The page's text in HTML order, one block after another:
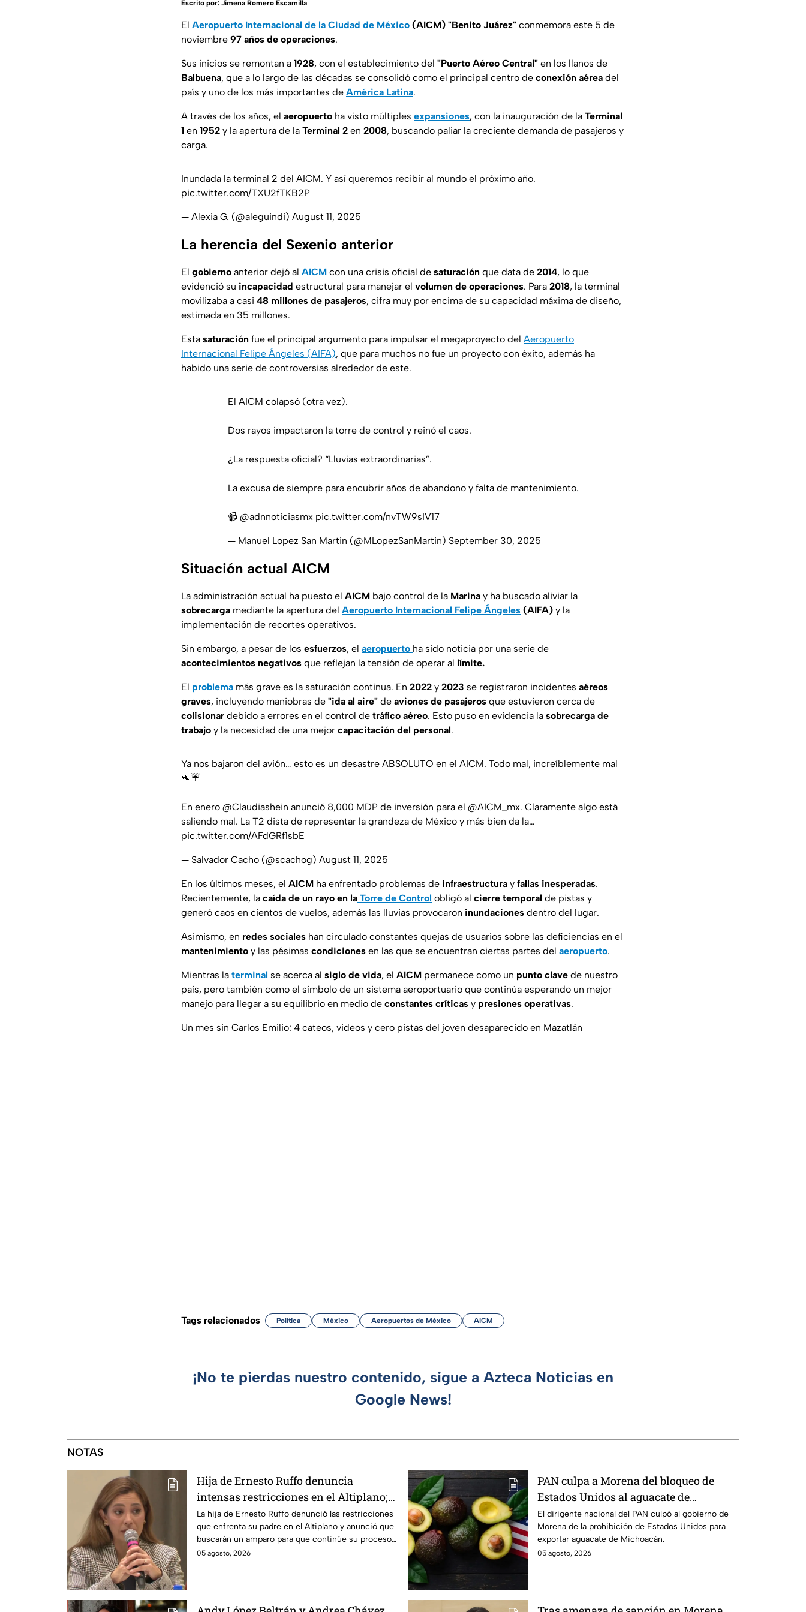
Escrito por: Jimena Romero Escamilla
El Aeropuerto Internacional de la Ciudad de México (AICM) "Benito Juárez" conmemora este 5 de
noviembre 97 años de operaciones.
Sus inicios se remontan a 1928, con el establecimiento del "Puerto Aéreo Central" en los llanos de
Balbuena, que a lo largo de las décadas se consolidó como el principal centro de conexión aérea del
país y uno de los más importantes de América Latina.
A través de los años, el aeropuerto ha visto múltiples expansiones, con la inauguración de la Terminal
1 en 1952 y la apertura de la Terminal 2 en 2008, buscando paliar la creciente demanda de pasajeros y
carga.
Inundada la terminal 2 del AICM. Y así queremos recibir al mundo el próximo año.
pic.twitter.com/TXU2fTKB2P
— Alexia G. (@aleguindi) August 11, 2025
La herencia del Sexenio anterior
El gobierno anterior dejó al AICM con una crisis oficial de saturación que data de 2014, lo que
evidenció su incapacidad estructural para manejar el volumen de operaciones. Para 2018, la terminal
movilizaba a casi 48 millones de pasajeros, cifra muy por encima de su capacidad máxima de diseño,
estimada en 35 millones.
Esta saturación fue el principal argumento para impulsar el megaproyecto del Aeropuerto
Internacional Felipe Ángeles (AIFA), que para muchos no fue un proyecto con éxito, además ha
habido una serie de controversias alrededor de este.
El AICM colapsó (otra vez).
Dos rayos impactaron la torre de control y reinó el caos.
¿La respuesta oficial? “Lluvias extraordinarias”.
La excusa de siempre para encubrir años de abandono y falta de mantenimiento.
📹 @adnnoticiasmx pic.twitter.com/nvTW9sIV17
— Manuel Lopez San Martin (@MLopezSanMartin) September 30, 2025
Situación actual AICM
La administración actual ha puesto el AICM bajo control de la Marina y ha buscado aliviar la
sobrecarga mediante la apertura del Aeropuerto Internacional Felipe Ángeles (AIFA) y la
implementación de recortes operativos.
Sin embargo, a pesar de los esfuerzos, el aeropuerto ha sido noticia por una serie de
acontecimientos negativos que reflejan la tensión de operar al límite.
El problema más grave es la saturación continua. En 2022 y 2023 se registraron incidentes aéreos
graves, incluyendo maniobras de "ida al aire" de aviones de pasajeros que estuvieron cerca de
colisionar debido a errores en el control de tráfico aéreo. Esto puso en evidencia la sobrecarga de
trabajo y la necesidad de una mejor capacitación del personal.
Ya nos bajaron del avión… esto es un desastre ABSOLUTO en el AICM. Todo mal, increíblemente mal
🛬☔️
En enero @Claudiashein anunció 8,000 MDP de inversión para el @AICM_mx. Claramente algo está
saliendo mal. La T2 dista de representar la grandeza de México y más bien da la…
pic.twitter.com/AFdGRf1sbE
— Salvador Cacho (@scachog) August 11, 2025
En los últimos meses, el AICM ha enfrentado problemas de infraestructura y fallas inesperadas.
Recientemente, la caída de un rayo en la Torre de Control obligó al cierre temporal de pistas y
generó caos en cientos de vuelos, además las lluvias provocaron inundaciones dentro del lugar.
Asimismo, en redes sociales han circulado constantes quejas de usuarios sobre las deficiencias en el
mantenimiento y las pésimas condiciones en las que se encuentran ciertas partes del aeropuerto.
Mientras la terminal se acerca al siglo de vida, el AICM permanece como un punto clave de nuestro
país, pero también como el símbolo de un sistema aeroportuario que continúa esperando un mejor
manejo para llegar a su equilibrio en medio de constantes críticas y presiones operativas.
Un mes sin Carlos Emilio: 4 cateos, videos y cero pistas del joven desaparecido en Mazatlán
Tags relacionados Política México Aeropuertos de México AICM
¡No te pierdas nuestro contenido, sigue a Azteca Noticias en
Google News!
NOTAS
Hija de Ernesto Ruffo denuncia
intensas restricciones en el Altiplano;
buscan que salga del penal
La hija de Ernesto Ruffo denunció las restricciones
que enfrenta su padre en el Altiplano y anunció que
buscarán un amparo para que continúe su proceso
en prisión domiciliaria.
05 agosto, 2026
PAN culpa a Morena del bloqueo de
Estados Unidos al aguacate de
Michoacán
El dirigente nacional del PAN culpó al gobierno de
Morena de la prohibición de Estados Unidos para
exportar aguacate de Michoacán.
05 agosto, 2026